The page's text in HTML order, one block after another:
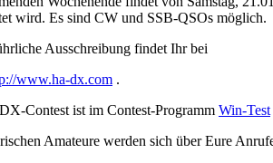
wird. Es sind CW und SSB-QSOs möglich.
Ausschreibung findet Ihr bei
www.ha-dx.com .
Contest ist im Contest-Programm Win-Test
Amateure werden sich über Eure